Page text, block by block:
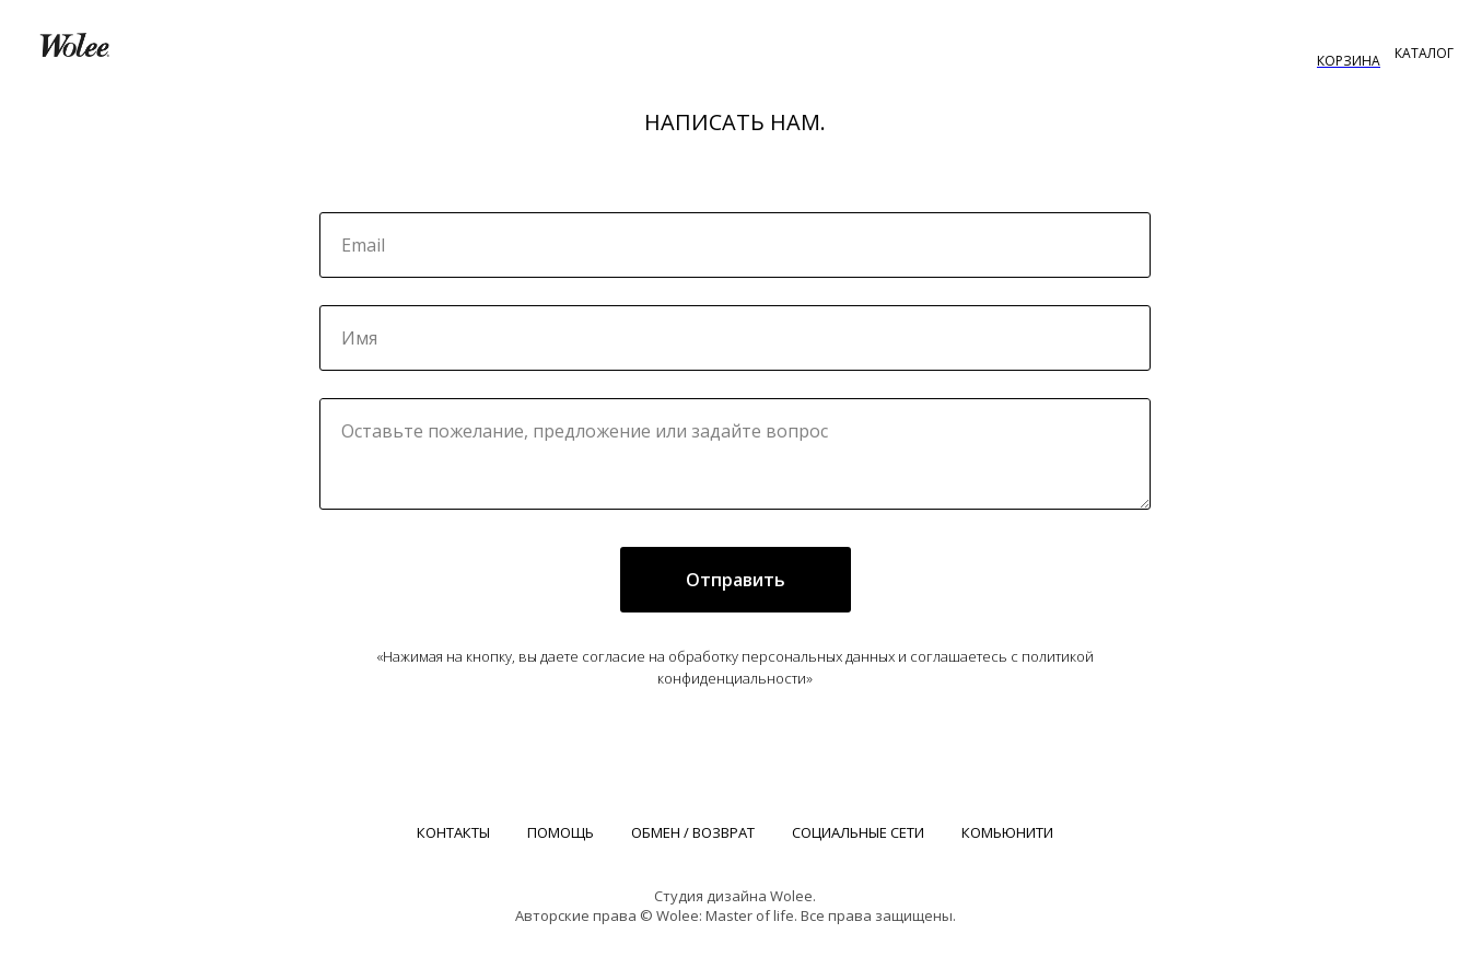
НАПИСАТЬ НАМ.
Email
Имя
Оставьте пожелание, предложение или задайте вопрос
Отправить
«Нажимая на кнопку, вы даете согласие на обработку персональных данных и соглашаетесь c политикой
конфиденциальности»
КОНТАКТЫ ПОМОЩЬ ОБМЕН / ВОЗВРАТ СОЦИАЛЬНЫЕ СЕТИ КОМЬЮНИТИ
Студия дизайна Wolee.
Авторские права © Wolee: Master of life. Все права защищены.